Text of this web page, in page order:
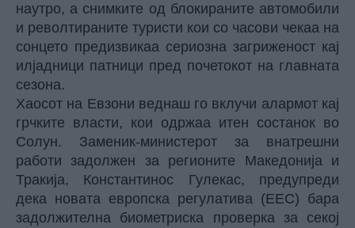
наутро, а снимките од блокираните автомобили
и револтираните туристи кои со часови чекаа на
сонцето предизвикаа сериозна загриженост кај
илјадници патници пред почетокот на главната
сезона.
Хаосот на Евзони веднаш го вклучи алармот кај
грчките власти, кои одржаа итен состанок во
Солун. Заменик-министерот за внатрешни
работи задолжен за регионите Македонија и
Тракија, Константинос Гулекас, предупреди
дека новата европска регулатива (ЕЕС) бара
задолжителна биометриска проверка за секој